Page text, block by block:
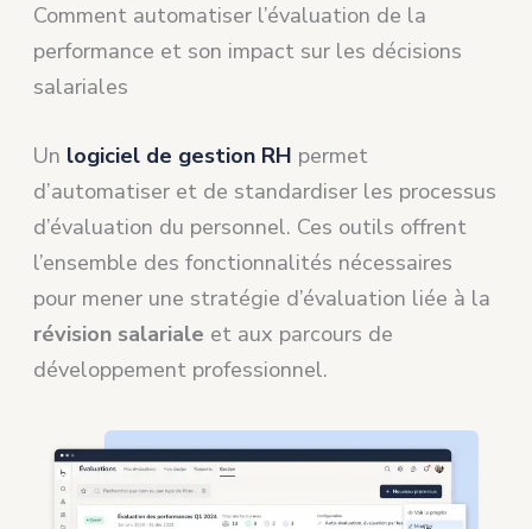
Comment automatiser l’évaluation de la
performance et son impact sur les décisions
salariales
Un logiciel de gestion RH permet
d’automatiser et de standardiser les processus
d’évaluation du personnel. Ces outils offrent
l’ensemble des fonctionnalités nécessaires
pour mener une stratégie d’évaluation liée à la
révision salariale et aux parcours de
développement professionnel.